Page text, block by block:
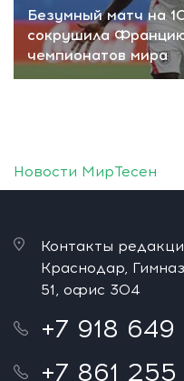
Безумный матч на
сокрушила
чемпионатов мира
Новости МирТесен
Контакты
Краснодар,
51, офис 304
+7 918
+7 861